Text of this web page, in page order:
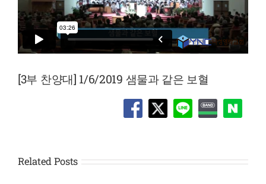
[3부 찬양대] 1/6/2019 샘물과 같은 보혈
Related Posts